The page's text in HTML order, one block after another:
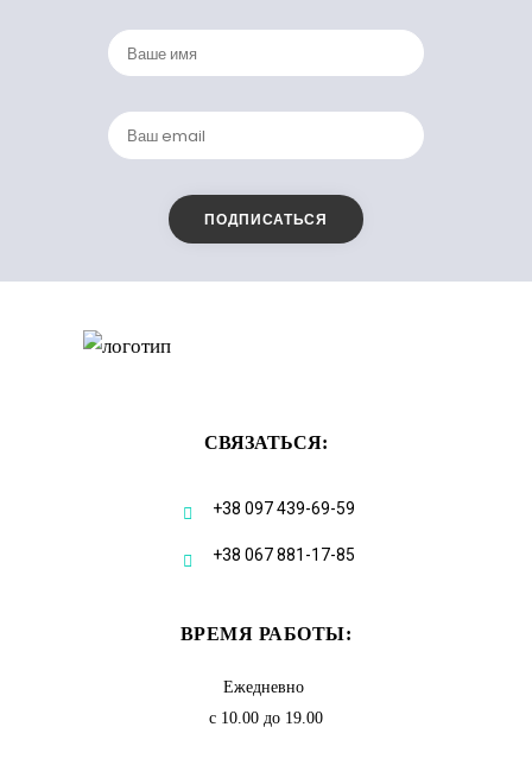
СВЯЗАТЬСЯ:
+38 097 439-69-59
+38 067 881-17-85
ВРЕМЯ РАБОТЫ:
Ежедневно
с 10.00 до 19.00